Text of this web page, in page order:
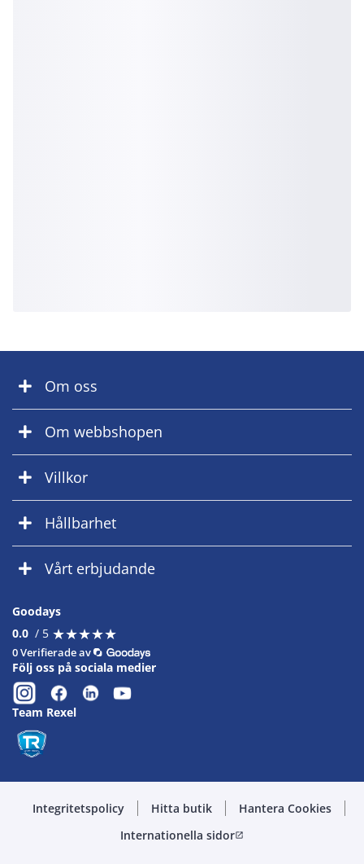
Om oss
Om webbshopen
Villkor
Hållbarhet
Vårt erbjudande
Goodays
0.0 / 5 ★★★★★
★★★★★
0 Verifierade av
Följ oss på sociala medier
Team Rexel
Integritetspolicy Hitta butik
Hantera Cookies
Internationella sidoropen_in_new